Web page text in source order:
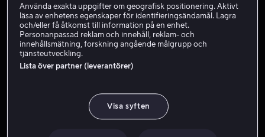
Använda exakta uppgifter om geografisk positionering. Aktivt
läsa av enhetens egenskaper för identifieringsändamål. Lagra
och/eller få åtkomst till information på en enhet.
Personanpassad reklam och innehåll, reklam- och
innehållsmätning, forskning angående målgrupp och
tjänsteutveckling.
Lista över partner (leverantörer)
Visa syften